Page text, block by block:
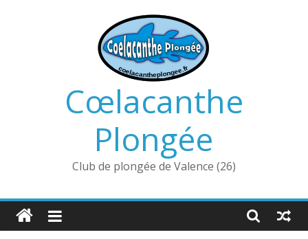
Cœlacanthe
Plongée
Club de plongée de Valence (26)